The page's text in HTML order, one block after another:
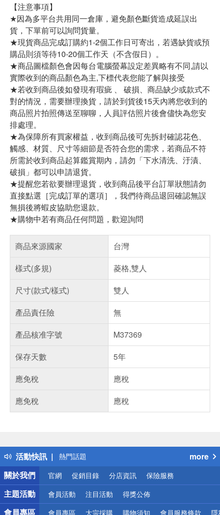
【注意事項】
★因為多平台共用同一倉庫，避免顏色斷貨造成延誤出
貨，下單前可以詢問貨量。
★現貨商品完成訂購約1-2個工作日可寄出，若遇缺貨或預
購品則須等待10-20個工作天（不含假日）。
★商品圖檔顏色會因每台電腦螢幕設定差異略有不同,請以
實際收到的商品顏色為主,下標代表您能了解與接受
★若收到商品後如發現有瑕疵 、 破損、商品缺少或款式不
對的情況，需要辦理換貨，請於到貨後15天內將您收到的
商品照片拍照傳送至聊聊，人員評估照片後會儘快為您安
排處理。
★為保障所有買家權益，收到商品後可先拆封確認花色、
觸感、材質、尺寸等細節是否符合您的需求，若商品不符
所需於收到商品起算鑑賞期內，請勿「下水清洗、汙漬、
破損」都可以申請退貨。
★提醒您若欲要辦理退貨，收到商品後平台訂單狀態請勿
直接點選［完成訂單的選項］，我們待商品退回確認無誤
無損後將蝦皮協助您退款。
★購物中若有商品任何問題，歡迎詢問
商品來源國家
台灣
樣式(多規)
菱格,雙人
尺寸(款式/樣式)
雙人
產品責任險
無
產品核准字號
M37369
保存天數
5年
應免稅
應稅
應免稅
應稅
活動快訊
得獎公告
熱門話題
銀行優惠
偏遠地區配送
詐騙網頁！請小心！
more
關於我們
官網 促銷目錄 分店資訊 保險服務
主題活動 會員活動 注目活動 得獎公佈
會員專區 會員專區 大宗採購 購物須知 會員服務條款 隱